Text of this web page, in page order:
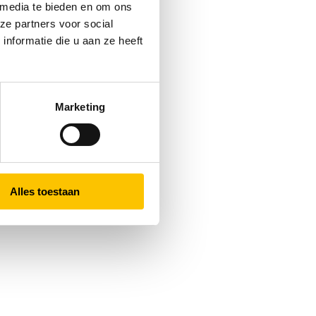
te bieden en om ons
partners voor social
die u aan ze heeft
Marketing
Alles toestaan